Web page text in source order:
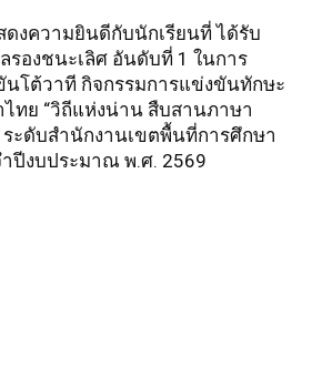
งความยินดีกับนักเรียนที่ ได้รับ
รองชนะเลิศ อันดับที่ 1 ในการ
นโต้วาที กิจกรรมการแข่งขันทักษะ
ทย “วิถีแห่งน่าน สืบสานภาษา
ระดับสำนักงานเขตพื้นที่การศึกษา
ปีงบประมาณ พ.ศ. 2569